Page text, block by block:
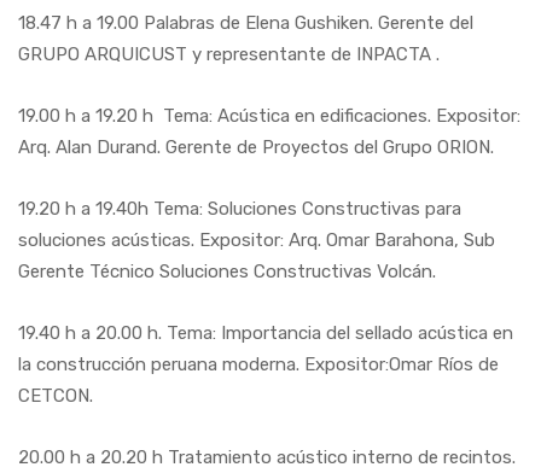
18.47 h a 19.00 Palabras de Elena Gushiken. Gerente del
GRUPO ARQUICUST y representante de INPACTA .
19.00 h a 19.20 h Tema: Acústica en edificaciones. Expositor:
Arq. Alan Durand. Gerente de Proyectos del Grupo ORION.
19.20 h a 19.40h Tema: Soluciones Constructivas para
soluciones acústicas. Expositor: Arq. Omar Barahona, Sub
Gerente Técnico Soluciones Constructivas Volcán.
19.40 h a 20.00 h. Tema: Importancia del sellado acústica en
la construcción peruana moderna. Expositor:Omar Ríos de
CETCON.
20.00 h a 20.20 h Tratamiento acústico interno de recintos.